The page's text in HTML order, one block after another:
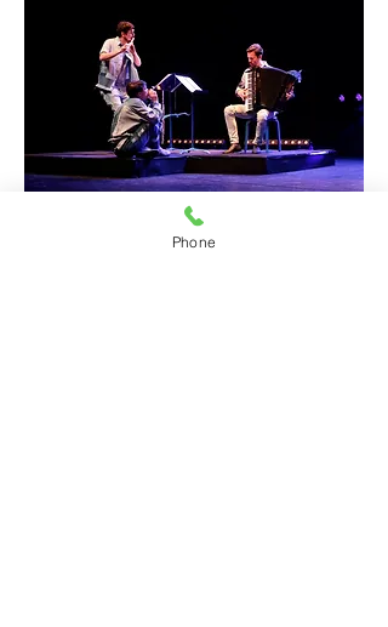
Phone